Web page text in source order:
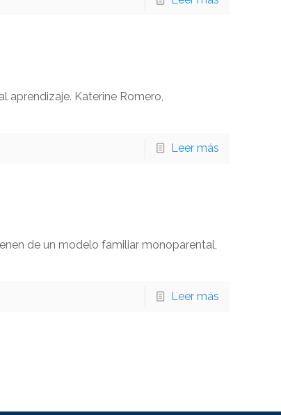
aprendizaje. Katerine Romero,
Leer más
de un modelo familiar monoparental,
Leer más